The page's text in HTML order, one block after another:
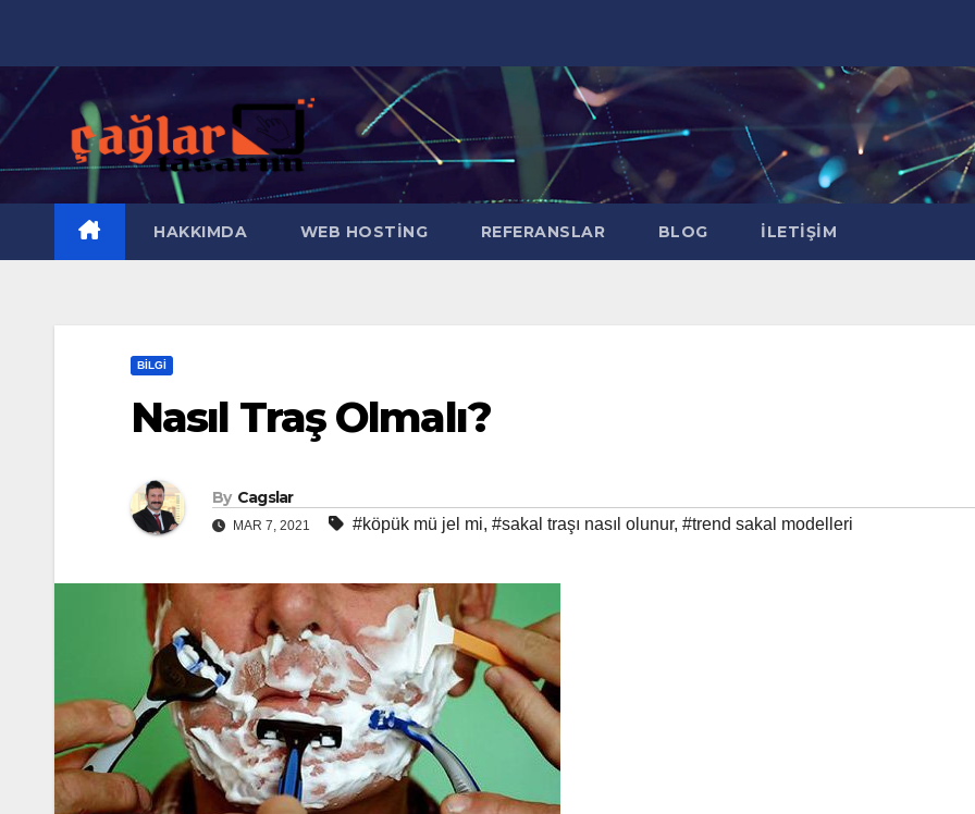
content
HAKKIMDA WEB HOSTING REFERANSLAR BLOG İLETIŞIM
BILGI
Nasıl Traş Olmalı?
By Cagslar
MAR 7, 2021 #köpük mü jel mi, #sakal traşı nasıl olunur, #trend sakal modelleri